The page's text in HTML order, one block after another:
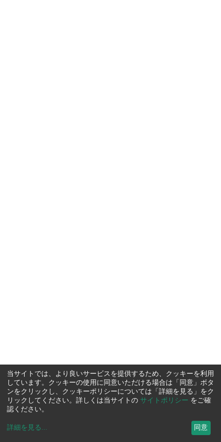
当サイトでは、より良いサービスを提供するため、クッキーを利用
しています。クッキーの使用に同意いただける場合は「同意」ボタ
ンをクリックし、クッキーポリシーについては「詳細を見る」をク
リックしてください。詳しくは当サイトの サイトポリシー をご確
認ください。
詳細を見る ... 同意